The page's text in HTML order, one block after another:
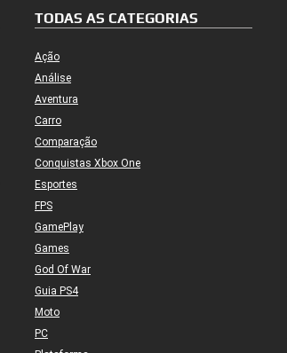
TODAS AS CATEGORIAS
Ação
Análise
Aventura
Carro
Comparação
Conquistas Xbox One
Esportes
FPS
GamePlay
Games
God Of War
Guia PS4
Moto
PC